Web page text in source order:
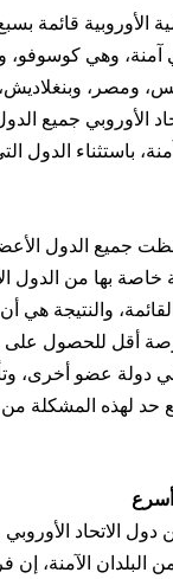
قائمة
آمنة، وهي كوسوفو،
ومصر،
الأوروبي جميع
باستثناء
جميع الدول
خاصة بها من الدول
والنتيجة هي
أقل للحصول على
دولة عضو أخرى،
لهذه المشكلة من
دول الاتحاد
من البلدان